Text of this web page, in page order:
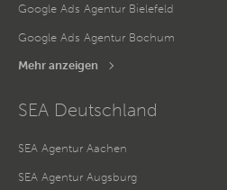
Google Ads Agentur Bielefeld
Google Ads Agentur Bochum
Mehr anzeigen
SEA Deutschland
SEA Agentur Aachen
SEA Agentur Augsburg